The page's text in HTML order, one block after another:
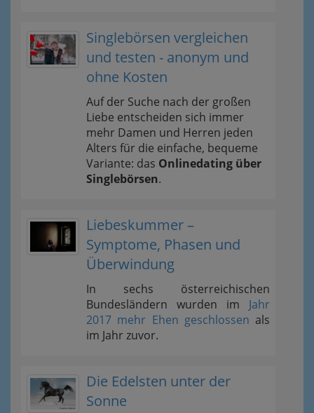
Singlebörsen vergleichen
und testen - anonym und
ohne Kosten
Auf der Suche nach der großen
Liebe entscheiden sich immer
mehr Damen und Herren jeden
Alters für die einfache, bequeme
Variante: das Onlinedating über
Singlebörsen.
Liebeskummer –
Symptome, Phasen und
Überwindung
In sechs österreichischen
Bundesländern wurden im Jahr
2017 mehr Ehen geschlossen als
im Jahr zuvor.
Die Edelsten unter der
Sonne